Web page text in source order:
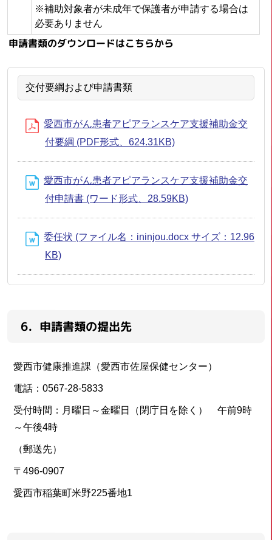
※補助対象者が未成年で保護者が申請する場合は
必要ありません
申請書類のダウンロードはこちらから
交付要綱および申請書類
愛西市がん患者アピアランスケア支援補助金交
付要綱 (PDF形式、624.31KB)
愛西市がん患者アピアランスケア支援補助金交
付申請書 (ワード形式、28.59KB)
委任状 (ファイル名：ininjou.docx サイズ：12.96
KB)
6．申請書類の提出先
愛西市健康推進課（愛西市佐屋保健センター）
電話：0567-28-5833
受付時間：月曜日～金曜日（閉庁日を除く） 午前9時
～午後4時
（郵送先）
〒496-0907
愛西市稲葉町米野225番地1